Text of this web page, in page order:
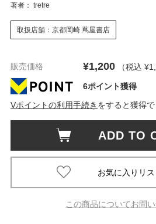
著者： tretre
取扱店舗：京都岡崎 蔦屋書店
販売価格 ¥1,200 （税込
6ポイント獲得
Vポイントの利用手続き をすると獲得
ADD TO
この商品についてお問